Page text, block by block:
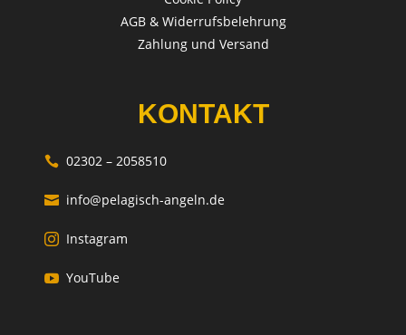
AGB & Widerrufsbelehrung
Zahlung und Versand
KONTAKT
 02302 – 2058510
 info@pelagisch-angeln.de
 Instagram
 YouTube